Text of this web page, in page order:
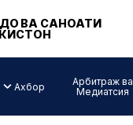
ВА САНОАТИ
Ахбор
Арбитраж ва
Медиатсия